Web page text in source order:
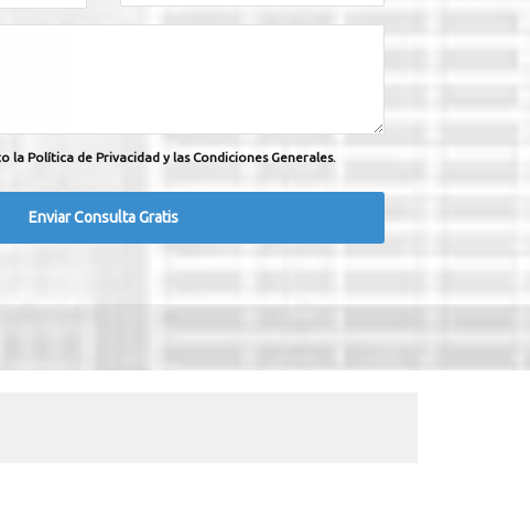
la Política de Privacidad y las Condiciones Generales.